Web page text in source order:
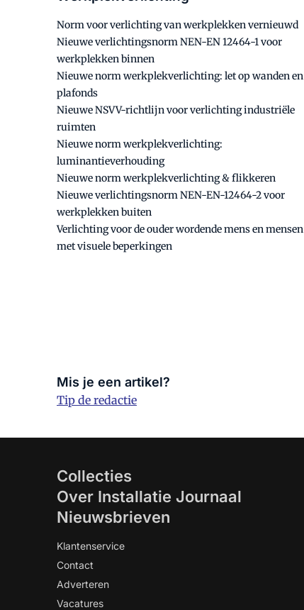
Norm voor verlichting van werkplekken vernieuwd
Nieuwe verlichtingsnorm NEN-EN 12464-1 voor
werkplekken binnen
Nieuwe norm werkplekverlichting: let op wanden en
plafonds
Nieuwe NSVV-richtlijn voor verlichting industriële
ruimten
Nieuwe norm werkplekverlichting:
luminantieverhouding
Nieuwe norm werkplekverlichting & flikkeren
Nieuwe verlichtingsnorm NEN-EN-12464-2 voor
werkplekken buiten
Verlichting voor de ouder wordende mens en mensen
met visuele beperkingen
Mis je een artikel?
Tip de redactie
Collecties
Over Installatie Journaal
Nieuwsbrieven
Klantenservice
Contact
Adverteren
Vacatures